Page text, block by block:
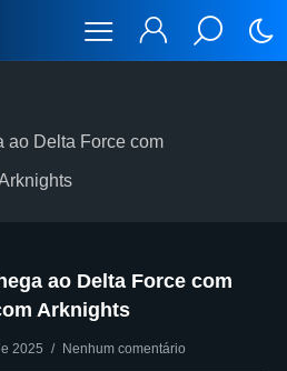
ao Delta Force com
ao Delta Force com
Arknights
2025 Nenhum comentário